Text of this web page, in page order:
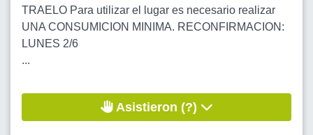
TRAELO Para utilizar el lugar es necesario realizar
UNA CONSUMICION MINIMA. RECONFIRMACION:
LUNES 2/6
...
Asistieron (?)